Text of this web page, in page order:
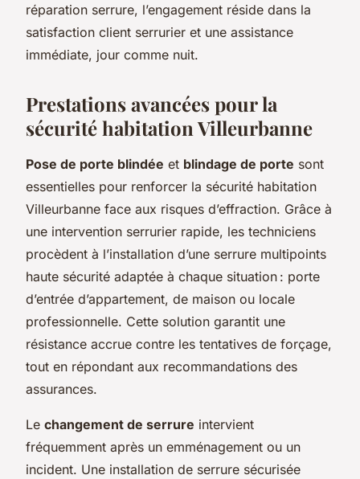
réparation serrure, l’engagement réside dans la
satisfaction client serrurier et une assistance
immédiate, jour comme nuit.
Prestations avancées pour la
sécurité habitation Villeurbanne
Pose de porte blindée et blindage de porte sont
essentielles pour renforcer la sécurité habitation
Villeurbanne face aux risques d’effraction. Grâce à
une intervention serrurier rapide, les techniciens
procèdent à l’installation d’une serrure multipoints
haute sécurité adaptée à chaque situation : porte
d’entrée d’appartement, de maison ou locale
professionnelle. Cette solution garantit une
résistance accrue contre les tentatives de forçage,
tout en répondant aux recommandations des
assurances.
Le changement de serrure intervient
fréquemment après un emménagement ou un
incident. Une installation de serrure sécurisée